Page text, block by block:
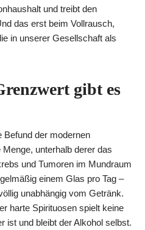
und treibt den
das erst beim Vollrausch,
in unserer Gesellschaft als
gibt es
Befund der modernen
unterhalb derer das
und Tumoren im Mundraum
einem Glas pro Tag –
unabhängig vom Getränk.
harte Spirituosen spielt keine
ist und bleibt der Alkohol selbst.